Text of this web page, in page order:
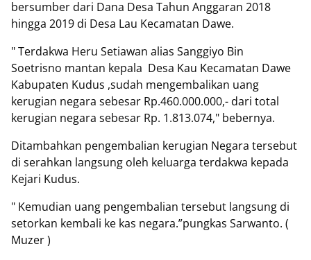
bersumber dari Dana Desa Tahun Anggaran 2018
hingga 2019 di Desa Lau Kecamatan Dawe.
" Terdakwa Heru Setiawan alias Sanggiyo Bin
Soetrisno mantan kepala Desa Kau Kecamatan Dawe
Kabupaten Kudus ,sudah mengembalikan uang
kerugian negara sebesar Rp.460.000.000,- dari total
kerugian negara sebesar Rp. 1.813.074," bebernya.
Ditambahkan pengembalian kerugian Negara tersebut
di serahkan langsung oleh keluarga terdakwa kepada
Kejari Kudus.
" Kemudian uang pengembalian tersebut langsung di
setorkan kembali ke kas negara.”pungkas Sarwanto. (
Muzer )